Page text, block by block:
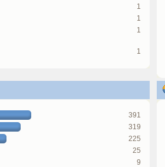
1
1
1
1
391
319
225
25
9